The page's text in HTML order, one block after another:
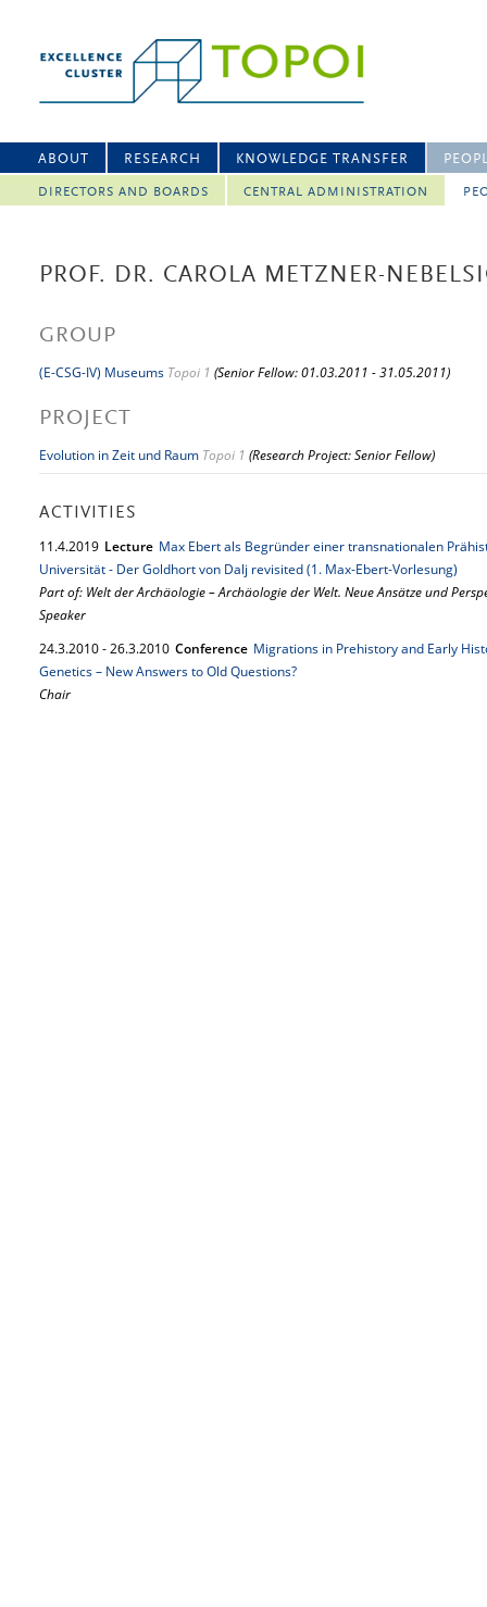
ABOUT RESEARCH KNOWLEDGE TRANSFER
DIRECTORS AND BOARDS CENTRAL ADMINISTRATION
PROF. DR. CAROLA METZNER-
GROUP
(E-CSG-IV) Museums Topoi 1 (Senior Fellow: 01.03.2011 - 31.05.2011)
PROJECT
Evolution in Zeit und Raum Topoi 1 (Research Project: Senior Fellow)
ACTIVITIES
11.4.2019 Lecture Max Ebert als Begründer einer transnationalen
Universität - Der Goldhort von Dalj revisited (1. Max-Ebert-Vorlesung)
Part of: Welt der Archäologie – Archäologie der Welt. Neue Ansätze und
Speaker
24.3.2010-26.3.2010 Conference Migrations in Prehistory and Early
Genetics – New Answers to Old Questions?
Chair